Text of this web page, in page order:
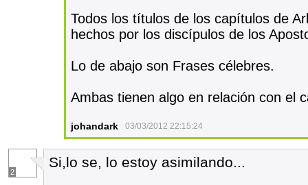
Todos los títulos de los capítulos de
hechos por los discípulos de los
Lo de abajo son Frases célebres.
Ambas tienen algo en relación con el
johandark 03/03/2012 22:15:24
2
Si,lo se, lo estoy asimilando...